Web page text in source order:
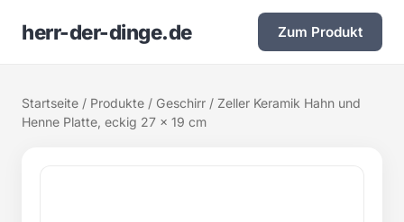
herr-der-dinge.de Zum Produkt
Startseite / Produkte / Geschirr / Zeller Keramik Hahn und
Henne Platte, eckig 27 x 19 cm